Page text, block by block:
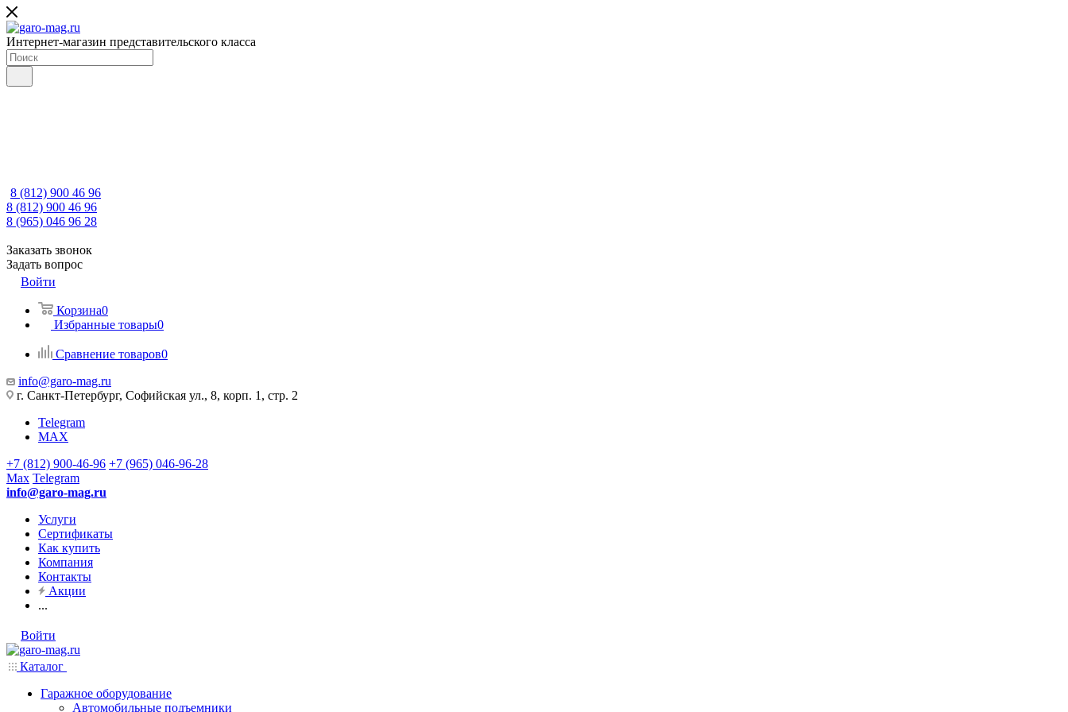
Интернет-магазин представительского класса
8 (812) 900 46 96
8 (812) 900 46 96
8 (965) 046 96 28
Заказать звонок
Задать вопрос
Войти
Корзина0
Избранные товары0
Сравнение товаров0
info@garo-mag.ru
г. Санкт-Петербург, Софийская ул., 8, корп. 1, стр. 2
Telegram
MAX
+7 (812) 900-46-96 +7 (965) 046-96-28
Max Telegram
info@garo-mag.ru
Услуги
Сертификаты
Как купить
Компания
Контакты
Акции
...
Войти
Каталог
Гаражное оборудование
Автомобильные подъемники